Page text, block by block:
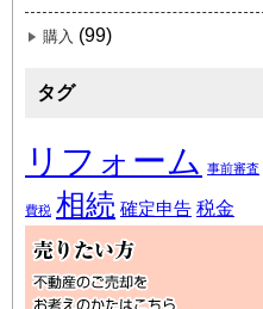
購入 (99)
タグ
リフォーム 事前審査
費税 相続 確定申告 税金